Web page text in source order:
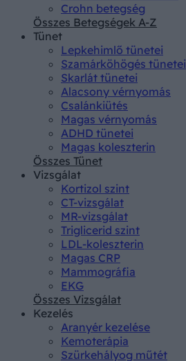
Crohn betegség
Összes Betegségek A-Z
Tünet
Lepkehimlő tünetei
Szamárköhögés tünetei
Skarlát tünetei
Alacsony vérnyomás
Csalánkiütés
Magas vérnyomás
ADHD tünetei
Magas koleszterin
Összes Tünet
Vizsgálat
Kortizol szint
CT-vizsgálat
MR-vizsgálat
Triglicerid szint
LDL-koleszterin
Magas CRP
Mammográfia
EKG
Összes Vizsgálat
Kezelés
Aranyér kezelése
Kemoterápia
Szürkehályog műtét